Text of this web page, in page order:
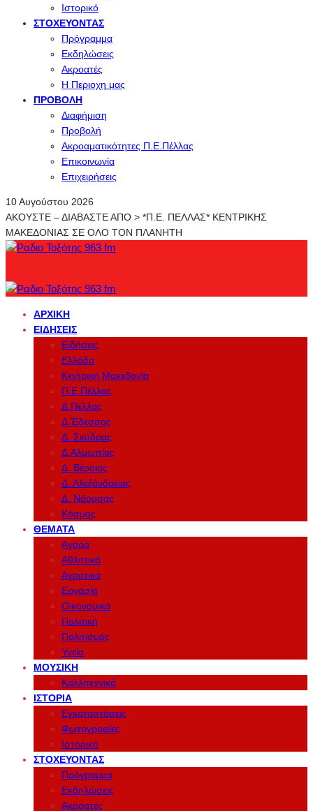
Ιστορικό
ΣΤΟΧΕΎΟΝΤΑΣ
Πρόγραμμα
Εκδηλώσεις
Ακροατές
Η Περιοχη μας
ΠΡΟΒΟΛΉ
Διαφήμιση
Προβολή
Ακροαματικότητες Π.Ε.Πέλλας
Επικοινωνία
Επιχειρήσεις
10 Αυγούστου 2026
ΑΚΟΥΣΤΕ – ΔΙΑΒΑΣΤΕ ΑΠΟ > *Π.Ε. ΠΕΛΛΑΣ* ΚΕΝΤΡΙΚΗΣ
ΜΑΚΕΔΟΝΙΑΣ ΣΕ ΟΛΟ ΤΟΝ ΠΛΑΝΗΤΗ
ΑΡΧΙΚΉ
ΕΙΔΉΣΕΙΣ
Ειδήσεις
Ελλάδα
Κεντρική Μακεδονία
Π.Ε.Πέλλας
Δ.Πέλλας
Δ.Έδεσσας
Δ. Σκύδρας
Δ.Αλμωπίας
Δ. Βέροιας
Δ. Αλεξάνδρειας
Δ. Νάουσας
Κόσμος
ΘΈΜΑΤΑ
Αγορά
Αθλητικά
Αγροτικά
Εργασία
Οικονομικά
Πολιτική
Πολιτισμός
Υγεία
ΜΟΥΣΙΚΉ
Καλλιτεχνικά
ΙΣΤΟΡΊΑ
Εγκαταστάσεις
Φωτογραφίες
Ιστορικό
ΣΤΟΧΕΎΟΝΤΑΣ
Πρόγραμμα
Εκδηλώσεις
Ακροατές